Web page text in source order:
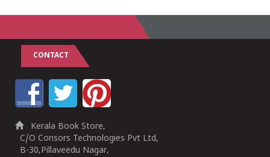
CONTACT
Kerala Book Store,
C/O Consors Technologies Pvt Ltd,
B-30,Pillaveedu Nagar,